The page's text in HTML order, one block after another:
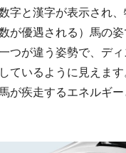
字と漢字が表示され
が優遇される）馬の
つが違う姿勢で、デ
ているように見えま
が疾走するエネルギ